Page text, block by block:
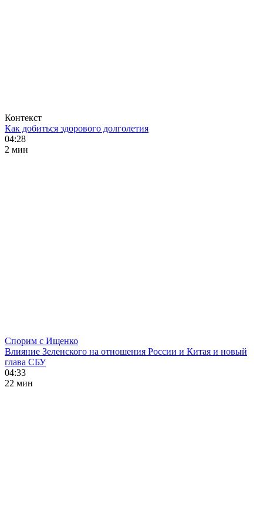
Контекст
Как добиться здорового долголетия
04:28
2 мин
Спорим с Ищенко
Влияние Зеленского на отношения России и Китая и новый
глава СБУ
04:33
22 мин